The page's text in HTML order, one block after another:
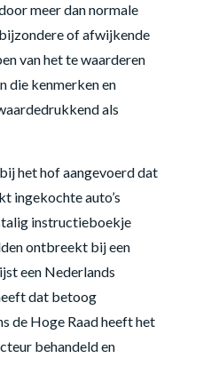
meer dan normale
of afwijkende
van het te waarderen
die kenmerken en
als
het hof aangevoerd dat
ingekochte auto’s
instructieboekje
ontbreekt bij een
een Nederlands
dat betoog
de Hoge Raad heeft het
behandeld en